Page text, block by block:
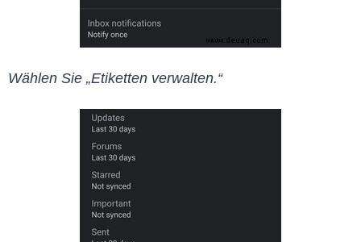
Wählen Sie „Etiketten verwalten.“